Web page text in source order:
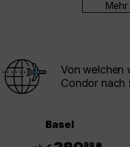
Von welchen
Condor nach
Basel
99